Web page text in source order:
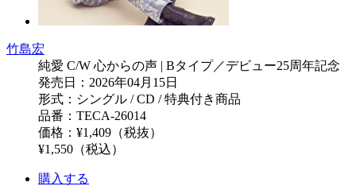
竹島宏
純愛 C/W 心からの声 | Bタイプ／デビュー25周年記念
発売日：2026年04月15日
形式：シングル / CD / 特典付き商品
品番：TECA-26014
価格：¥1,409（税抜）
¥1,550（税込）
購入する